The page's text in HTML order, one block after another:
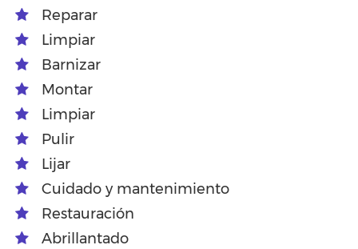
Reparar
Limpiar
Barnizar
Montar
Limpiar
Pulir
Lijar
Cuidado y mantenimiento
Restauración
Abrillantado